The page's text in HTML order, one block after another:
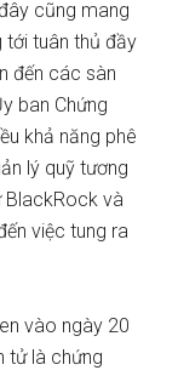
cũng mang
tuân thủ đầy
đến các sàn
ban Chứng
khả năng phê
lý quỹ tương
BlackRock và
việc tung ra
vào ngày 20
tử là chứng